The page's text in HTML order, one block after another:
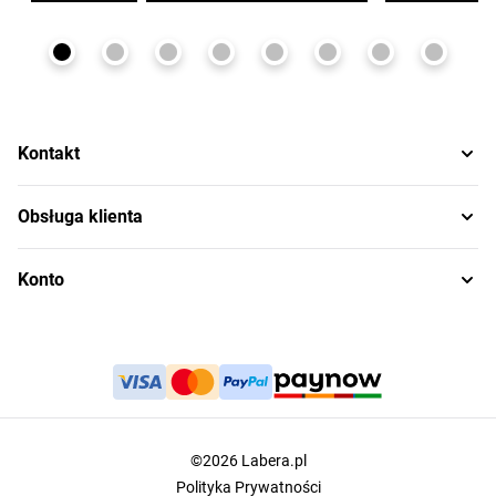
Kontakt
Obsługa klienta
Konto
©2026 Labera.pl
Polityka Prywatności